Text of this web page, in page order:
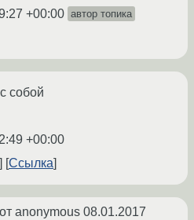
+00:00 автор топика
собой
+00:00
Ссылка
от anonymous 08.01.2017